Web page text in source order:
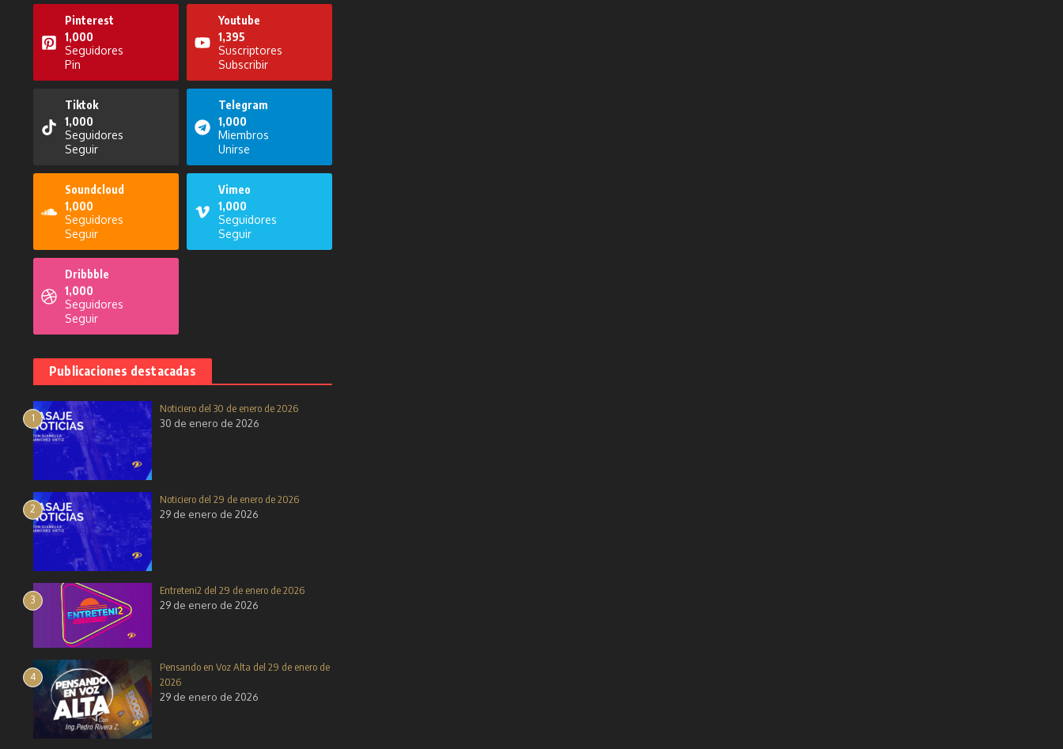
Pinterest
1,000
Seguidores
Pin
Youtube
1,395
Suscriptores
Subscribir
Tiktok
1,000
Seguidores
Seguir
Telegram
1,000
Miembros
Unirse
Soundcloud
1,000
Seguidores
Seguir
Vimeo
1,000
Seguidores
Seguir
Dribbble
1,000
Seguidores
Seguir
Publicaciones destacadas
1
Noticiero del 30 de enero de 2026
30 de enero de 2026
2
Noticiero del 29 de enero de 2026
29 de enero de 2026
3
Entreteni2 del 29 de enero de 2026
29 de enero de 2026
4
Pensando en Voz Alta del 29 de enero de
2026
29 de enero de 2026